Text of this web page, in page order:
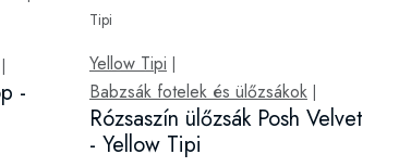
|
-
Yellow Tipi |
Babzsák fotelek és ülőzsákok|
Rózsaszín ülőzsák Posh Velvet
- Yellow Tipi